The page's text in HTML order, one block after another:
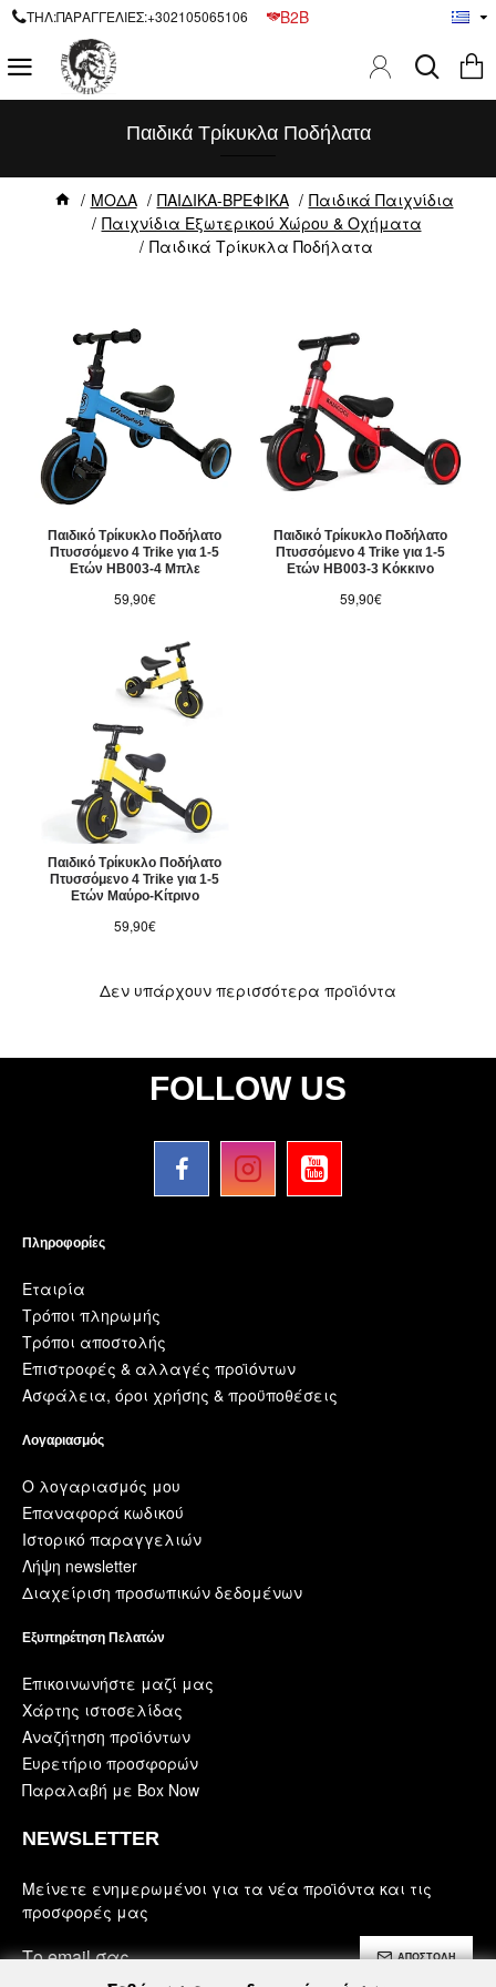
ΤΗΛ:ΠΑΡΑΓΓΕΛΙΕΣ:+302105065106 B2B
ΜΟΔΑ ΠΑΙΔΙΚΑ-ΒΡΕΦΙΚΑ
Παιδικά Παιχνίδια
Παιχνίδια Εξωτερικού Χώρου & Οχήματα
Παιδικά Τρίκυκλα Ποδήλατα
Παιδικά Τρίκυκλα Ποδήλατα
Παιδικό Τρίκυκλο Ποδήλατο
Πτυσσόμενο 4 Trike για 1-5
Ετών HB003-4 Μπλε
59,90€
Παιδικό Τρίκυκλο Ποδήλατο
Πτυσσόμενο 4 Trike για 1-5
Ετών HB003-3 Κόκκινο
59,90€
Παιδικό Τρίκυκλο Ποδήλατο
Πτυσσόμενο 4 Trike για 1-5
Ετών Μαύρο-Κίτρινο
59,90€
Δεν υπάρχουν περισσότερα προϊόντα
FOLLOW US
Πληροφορίες
Εταιρία
Τρόποι πληρωμής
Τρόποι αποστολής
Επιστροφές & αλλαγές προϊόντων
Ασφάλεια, όροι χρήσης & προϋποθέσεις
Λογαριασμός
Ο λογαριασμός μου
Επαναφορά κωδικού
Ιστορικό παραγγελιών
Λήψη newsletter
Διαχείριση προσωπικών δεδομένων
Εξυπηρέτηση Πελατών
Επικοινωνήστε μαζί μας
Χάρτης ιστοσελίδας
Αναζήτηση προϊόντων
Ευρετήριο προσφορών
Παραλαβή με Box Now
NEWSLETTER
Μείνετε ενημερωμένοι για τα νέα προϊόντα και τις
προσφορές μας
ΑΠΟΣΤΟΛΗ